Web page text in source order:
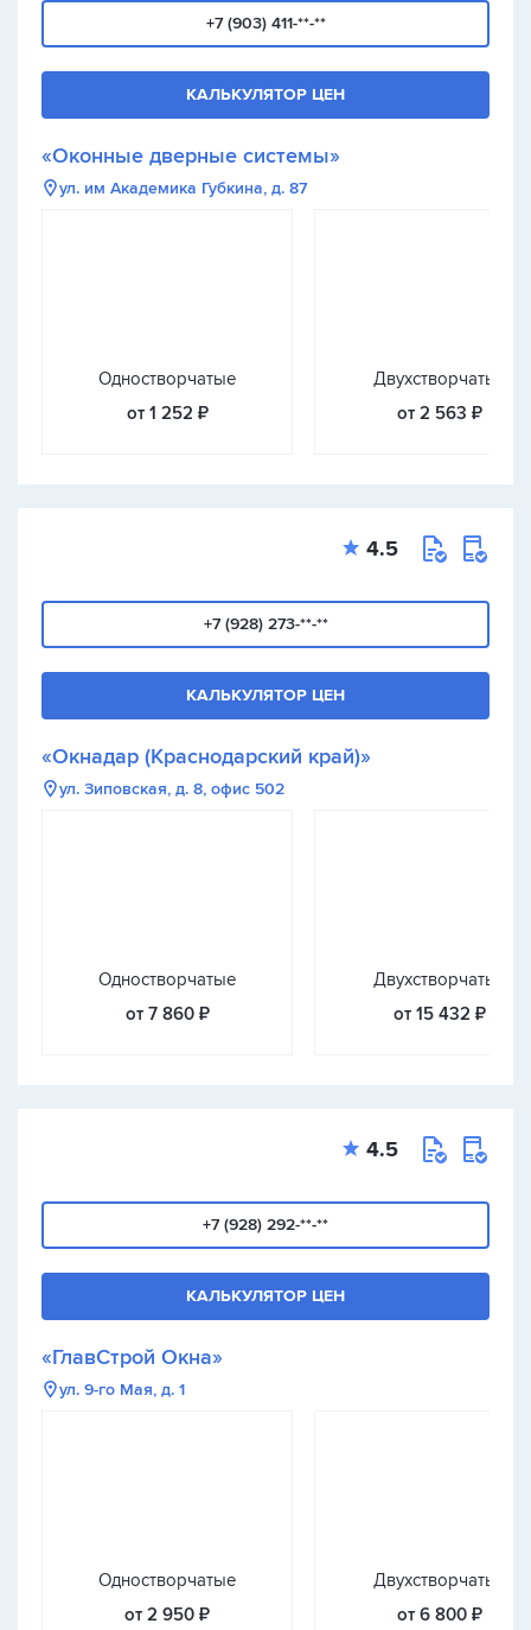
+7 (903) 411-**-**
КАЛЬКУЛЯТОР ЦЕН
«Оконные дверные системы»
ул. им Академика Губкина, д. 87
Одностворчатые
от 1 252 ₽
Двухстворчатые
от 2 563 ₽
4.5
+7 (928) 273-**-**
КАЛЬКУЛЯТОР ЦЕН
«Окнадар (Краснодарский край)»
ул. Зиповская, д. 8, офис 502
Одностворчатые
от 7 860 ₽
Двухстворчатые
от 15 432 ₽
4.5
+7 (928) 292-**-**
КАЛЬКУЛЯТОР ЦЕН
«ГлавСтрой Окна»
ул. 9-го Мая, д. 1
Одностворчатые
от 2 950 ₽
Двухстворчатые
от 6 800 ₽